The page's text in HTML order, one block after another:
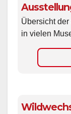
Übersicht
in vielen